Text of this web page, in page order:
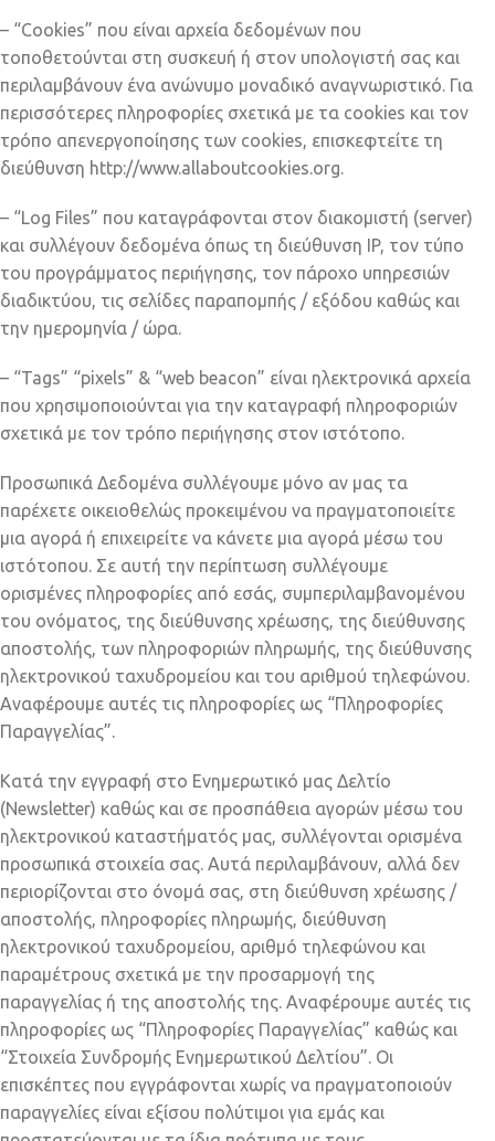
– “Cookies” που είναι αρχεία δεδομένων που
τοποθετούνται στη συσκευή ή στον υπολογιστή σας και
περιλαμβάνουν ένα ανώνυμο μοναδικό αναγνωριστικό. Για
περισσότερες πληροφορίες σχετικά με τα cookies και τον
τρόπο απενεργοποίησης των cookies, επισκεφτείτε τη
διεύθυνση http://www.allaboutcookies.org.
– “Log Files” που καταγράφονται στον διακομιστή (server)
και συλλέγουν δεδομένα όπως τη διεύθυνση IP, τον τύπο
του προγράμματος περιήγησης, τον πάροχο υπηρεσιών
διαδικτύου, τις σελίδες παραπομπής / εξόδου καθώς και
την ημερομηνία / ώρα.
– “Tags” “pixels” & “web beacon” είναι ηλεκτρονικά αρχεία
που χρησιμοποιούνται για την καταγραφή πληροφοριών
σχετικά με τον τρόπο περιήγησης στον ιστότοπο.
Προσωπικά Δεδομένα συλλέγουμε μόνο αν μας τα
παρέχετε οικειοθελώς προκειμένου να πραγματοποιείτε
μια αγορά ή επιχειρείτε να κάνετε μια αγορά μέσω του
ιστότοπου. Σε αυτή την περίπτωση συλλέγουμε
ορισμένες πληροφορίες από εσάς, συμπεριλαμβανομένου
του ονόματος, της διεύθυνσης χρέωσης, της διεύθυνσης
αποστολής, των πληροφοριών πληρωμής, της διεύθυνσης
ηλεκτρονικού ταχυδρομείου και του αριθμού τηλεφώνου.
Αναφέρουμε αυτές τις πληροφορίες ως “Πληροφορίες
Παραγγελίας”.
Κατά την εγγραφή στο Ενημερωτικό μας Δελτίο
(Newsletter) καθώς και σε προσπάθεια αγορών μέσω του
ηλεκτρονικού καταστήματός μας, συλλέγονται ορισμένα
προσωπικά στοιχεία σας. Αυτά περιλαμβάνουν, αλλά δεν
περιορίζονται στο όνομά σας, στη διεύθυνση χρέωσης /
αποστολής, πληροφορίες πληρωμής, διεύθυνση
ηλεκτρονικού ταχυδρομείου, αριθμό τηλεφώνου και
παραμέτρους σχετικά με την προσαρμογή της
παραγγελίας ή της αποστολής της. Αναφέρουμε αυτές τις
πληροφορίες ως “Πληροφορίες Παραγγελίας” καθώς και
“Στοιχεία Συνδρομής Ενημερωτικού Δελτίου”. Οι
επισκέπτες που εγγράφονται χωρίς να πραγματοποιούν
παραγγελίες είναι εξίσου πολύτιμοι για εμάς και